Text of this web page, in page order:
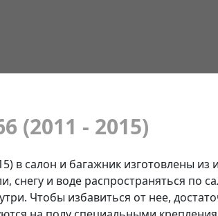
(2011 - 2015)
в салон и багажник изготовлены
снегу и воде распространяться по
Чтобы избавиться от нее,